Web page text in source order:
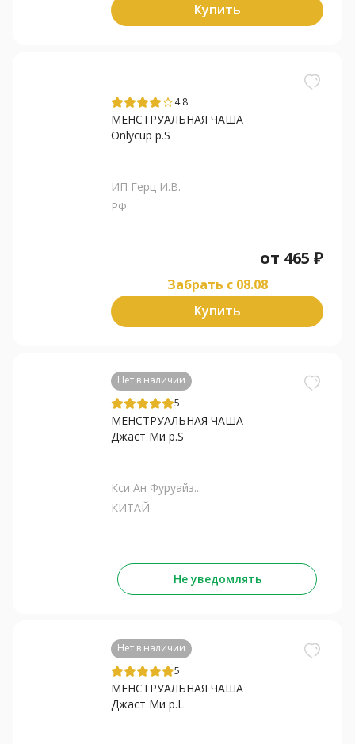
Купить
star_border4.8
МЕНСТРУАЛЬНАЯ ЧАША
Onlycup р.S
ИП Герц И.В.
РФ
от 465 ₽
Забрать c 08.08
Купить
Нет в наличии
5
МЕНСТРУАЛЬНАЯ ЧАША
Джаст Ми р.S
Кси Ан Фуруайз...
КИТАЙ
Не уведомлять
Нет в наличии
5
МЕНСТРУАЛЬНАЯ ЧАША
Джаст Ми р.L